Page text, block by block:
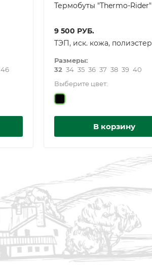
46
Термобуты "Thermo-Rider"
9 500 РУБ.
ТЭП, иск. кожа, полиэстер
Размеры:
32 34 35 36 37 38 39 40
Выберите цвет:
В корзину